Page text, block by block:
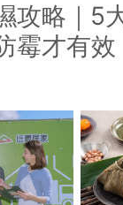
攻略｜5
霉才有效